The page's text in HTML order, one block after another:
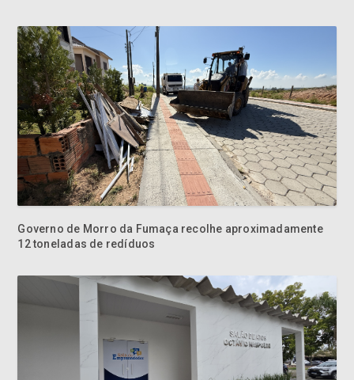
Governo de Morro da Fumaça recolhe aproximadamente
12 toneladas de redíduos